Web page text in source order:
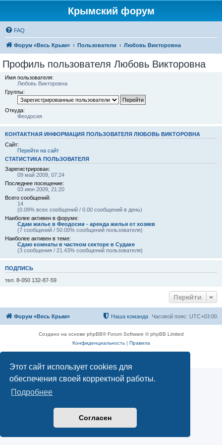
Этот сайт использует cookies для
обеспечения своей корректной работы.
Подробнее
Согласен
Крымский форум
FAQ
Форум «Весь Крым» Пользователи Любовь Викторовна
Профиль пользователя Любовь Викторовна
Имя пользователя:
Любовь Викторовна
Группы:
Откуда:
Феодосия
КОНТАКТНАЯ ИНФОРМАЦИЯ ПОЛЬЗОВАТЕЛЯ ЛЮБОВЬ ВИКТОРОВНА
Сайт:
Перейти на сайт
СТАТИСТИКА ПОЛЬЗОВАТЕЛЯ
Зарегистрирован:
09 май 2009, 07:24
Последнее посещение:
03 июн 2009, 21:20
Всего сообщений:
14
(0.09% всех сообщений / 0.00 сообщений в день)
Наиболее активен в форуме:
Сдам жилье в Феодосии - аренда жилья от хозяев
(7 сообщений / 50.00% сообщений пользователя)
Наиболее активен в теме:
Сдаю комнаты в частном секторе в Судаке
(3 сообщения / 21.43% сообщений пользователя)
ПОДПИСЬ
тел. 8-050 132-87-59
Перейти
Форум «Весь Крым» Часовой пояс: UTC+03:00
Наша команда
Создано на основе phpBB® Forum Software © phpBB Limited
Конфиденциальность| Правила